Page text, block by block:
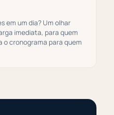
em um dia? Um olhar
imediata, para quem
o cronograma para quem